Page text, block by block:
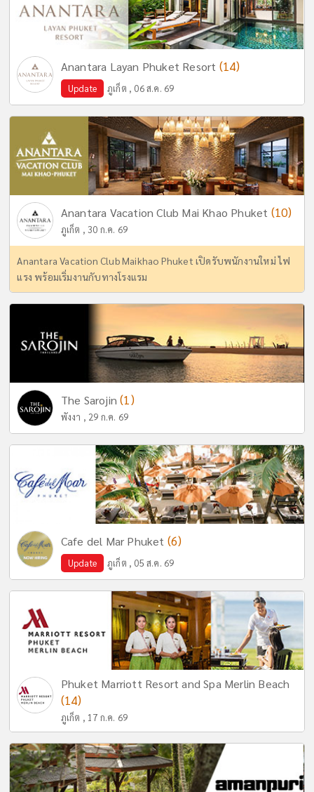
Anantara Layan Phuket Resort (14)
Update ภูเก็ต , 06 ส.ค. 69
Anantara Vacation Club Mai Khao Phuket (10)
ภูเก็ต , 30 ก.ค. 69
Anantara Vacation Club Maikhao Phuket เปิดรับพนักงานใหม่ ไฟ
แรง พร้อมเริ่มงานกับทางโรงแรม
The Sarojin(1)
พังงา , 29 ก.ค. 69
Cafe del Mar Phuket (6)
Update ภูเก็ต , 05 ส.ค. 69
Phuket Marriott Resort and Spa Merlin Beach
(14)
ภูเก็ต , 17 ก.ค. 69